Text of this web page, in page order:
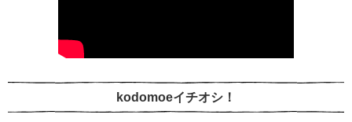
kodomoeイチオシ！